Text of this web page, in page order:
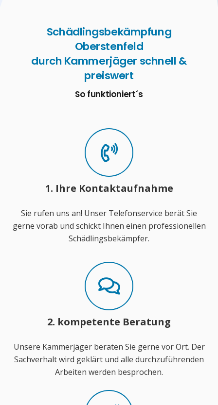
Schädlingsbekämpfung
Oberstenfeld
durch Kammerjäger schnell &
preiswert
So funktioniert´s
1. Ihre Kontaktaufnahme
Sie rufen uns an! Unser Telefonservice berät Sie
gerne vorab und schickt Ihnen einen professionellen
Schädlingsbekämpfer.
2. kompetente Beratung
Unsere Kammerjäger beraten Sie gerne vor Ort. Der
Sachverhalt wird geklärt und alle durchzuführenden
Arbeiten werden besprochen.